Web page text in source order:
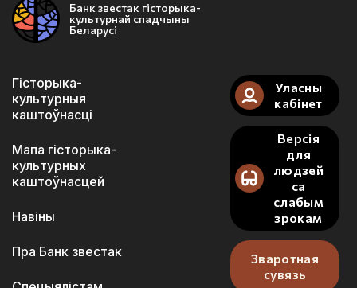
Банк звестак гісторыка-
культурнай спадчыны
Беларусі
Гісторыка-
культурныя
каштоўнасці
Мапа гісторыка-
культурных
каштоўнасцей
Навіны
Пра Банк звестак
Уласны
кабінет
Версія
для
людзей
са
слабым
зрокам
Зваротная
сувязь